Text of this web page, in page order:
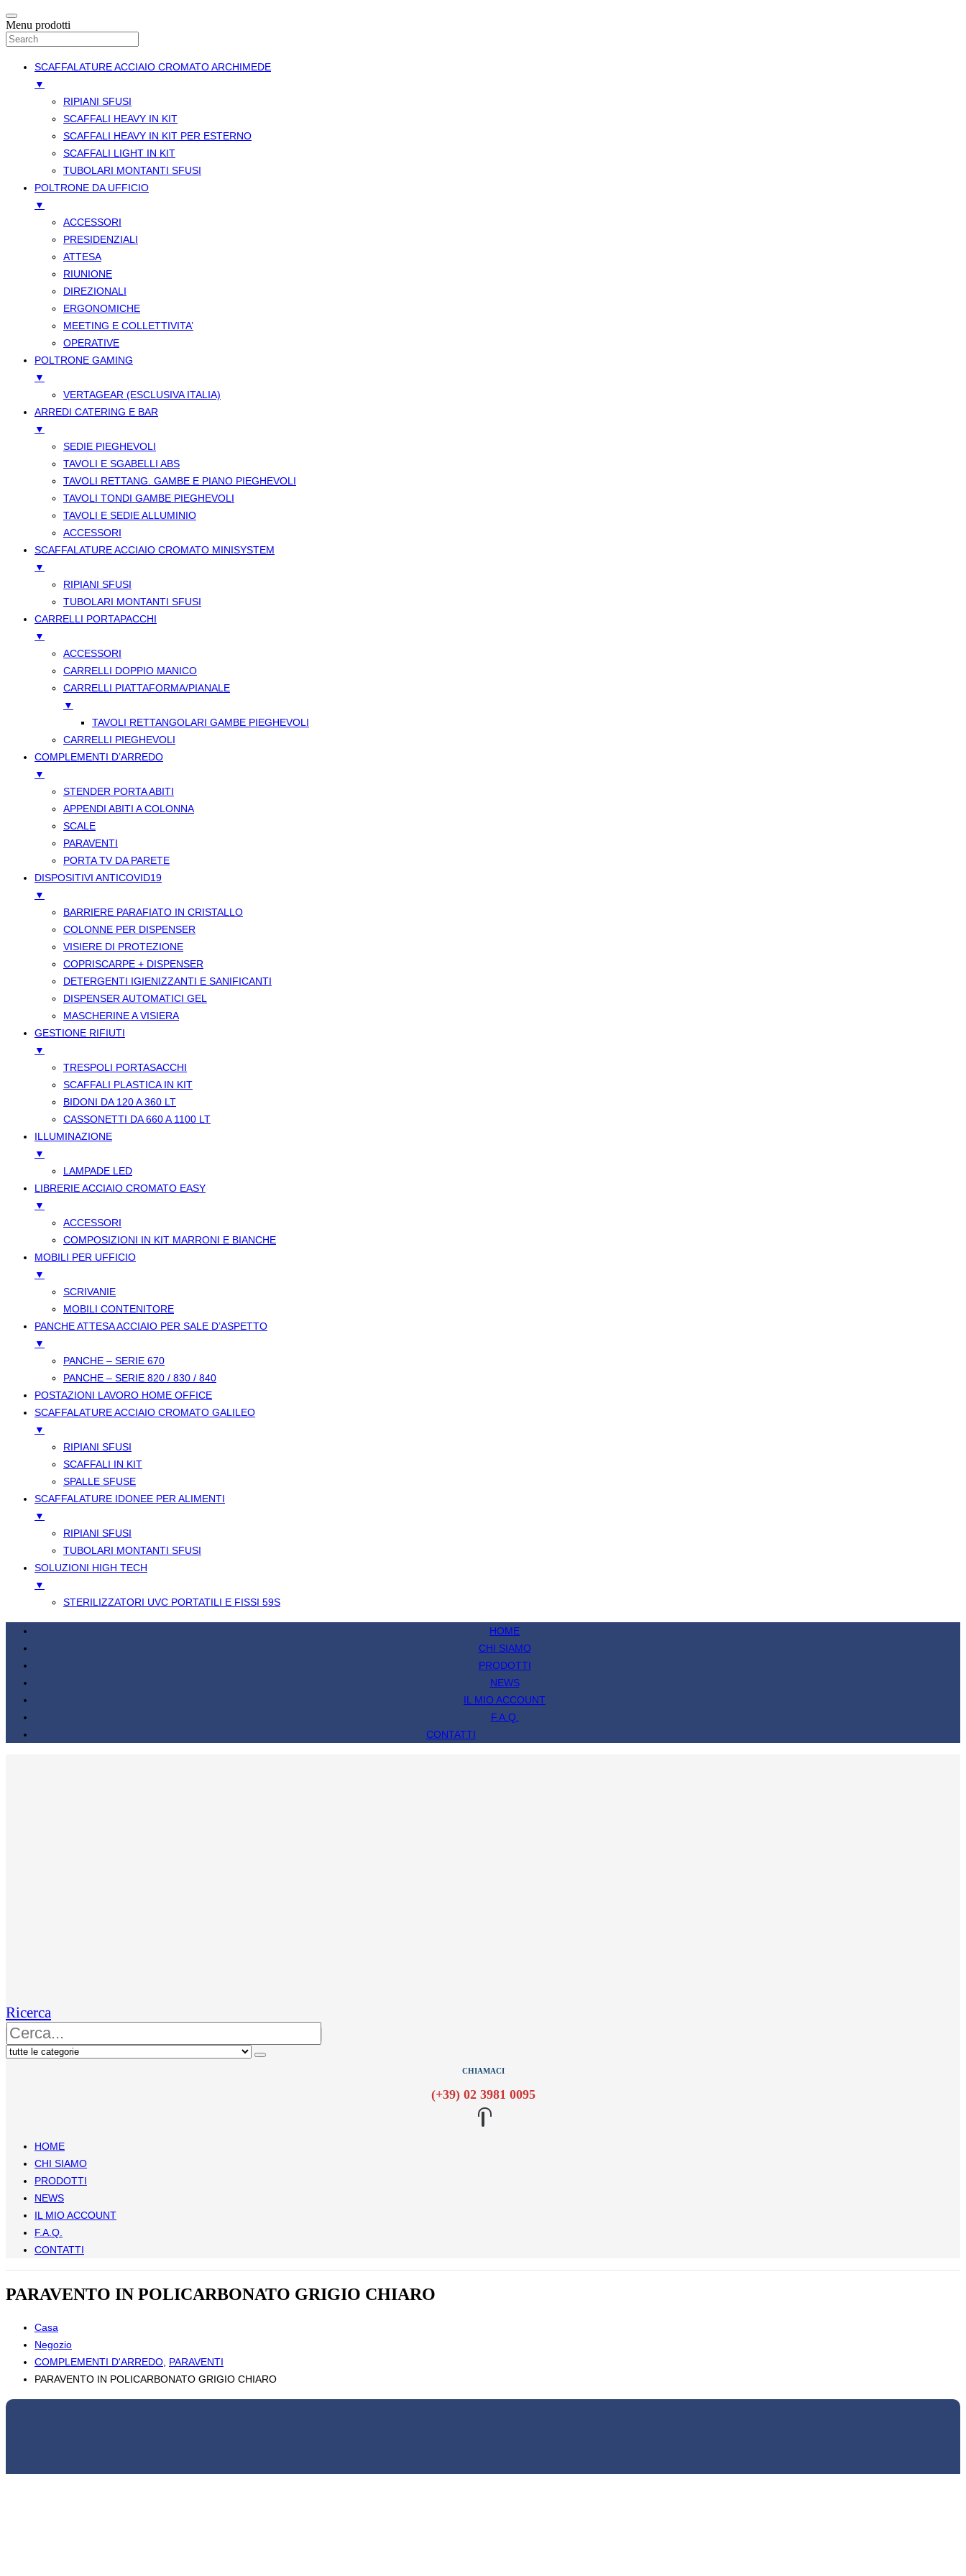
Menu prodotti
SCAFFALATURE ACCIAIO CROMATO ARCHIMEDE
▼
RIPIANI SFUSI
SCAFFALI HEAVY IN KIT
SCAFFALI HEAVY IN KIT PER ESTERNO
SCAFFALI LIGHT IN KIT
TUBOLARI MONTANTI SFUSI
POLTRONE DA UFFICIO
▼
ACCESSORI
PRESIDENZIALI
ATTESA
RIUNIONE
DIREZIONALI
ERGONOMICHE
MEETING E COLLETTIVITA’
OPERATIVE
POLTRONE GAMING
▼
VERTAGEAR (ESCLUSIVA ITALIA)
ARREDI CATERING E BAR
▼
SEDIE PIEGHEVOLI
TAVOLI E SGABELLI ABS
TAVOLI RETTANG. GAMBE E PIANO PIEGHEVOLI
TAVOLI TONDI GAMBE PIEGHEVOLI
TAVOLI E SEDIE ALLUMINIO
ACCESSORI
SCAFFALATURE ACCIAIO CROMATO MINISYSTEM
▼
RIPIANI SFUSI
TUBOLARI MONTANTI SFUSI
CARRELLI PORTAPACCHI
▼
ACCESSORI
CARRELLI DOPPIO MANICO
CARRELLI PIATTAFORMA/PIANALE
▼
TAVOLI RETTANGOLARI GAMBE PIEGHEVOLI
CARRELLI PIEGHEVOLI
COMPLEMENTI D’ARREDO
▼
STENDER PORTA ABITI
APPENDI ABITI A COLONNA
SCALE
PARAVENTI
PORTA TV DA PARETE
DISPOSITIVI ANTICOVID19
▼
BARRIERE PARAFIATO IN CRISTALLO
COLONNE PER DISPENSER
VISIERE DI PROTEZIONE
COPRISCARPE + DISPENSER
DETERGENTI IGIENIZZANTI E SANIFICANTI
DISPENSER AUTOMATICI GEL
MASCHERINE A VISIERA
GESTIONE RIFIUTI
▼
TRESPOLI PORTASACCHI
SCAFFALI PLASTICA IN KIT
BIDONI DA 120 A 360 LT
CASSONETTI DA 660 A 1100 LT
ILLUMINAZIONE
▼
LAMPADE LED
LIBRERIE ACCIAIO CROMATO EASY
▼
ACCESSORI
COMPOSIZIONI IN KIT MARRONI E BIANCHE
MOBILI PER UFFICIO
▼
SCRIVANIE
MOBILI CONTENITORE
PANCHE ATTESA ACCIAIO PER SALE D’ASPETTO
▼
PANCHE – SERIE 670
PANCHE – SERIE 820 / 830 / 840
POSTAZIONI LAVORO HOME OFFICE
SCAFFALATURE ACCIAIO CROMATO GALILEO
▼
RIPIANI SFUSI
SCAFFALI IN KIT
SPALLE SFUSE
SCAFFALATURE IDONEE PER ALIMENTI
▼
RIPIANI SFUSI
TUBOLARI MONTANTI SFUSI
SOLUZIONI HIGH TECH
▼
STERILIZZATORI UVC PORTATILI E FISSI 59S
HOME
CHI SIAMO
PRODOTTI
NEWS
IL MIO ACCOUNT
F.A.Q.
CONTATTI
Ricerca
CHIAMACI
(+39) 02 3981 0095
HOME
CHI SIAMO
PRODOTTI
NEWS
IL MIO ACCOUNT
F.A.Q.
CONTATTI
PARAVENTO IN POLICARBONATO GRIGIO CHIARO
Casa
Negozio
COMPLEMENTI D'ARREDO PARAVENTI
PARAVENTO IN POLICARBONATO GRIGIO CHIARO